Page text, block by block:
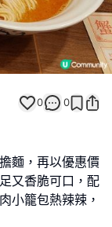
0 0
麵，再以優惠價
又香脆可口，配
小籠包熱辣辣，